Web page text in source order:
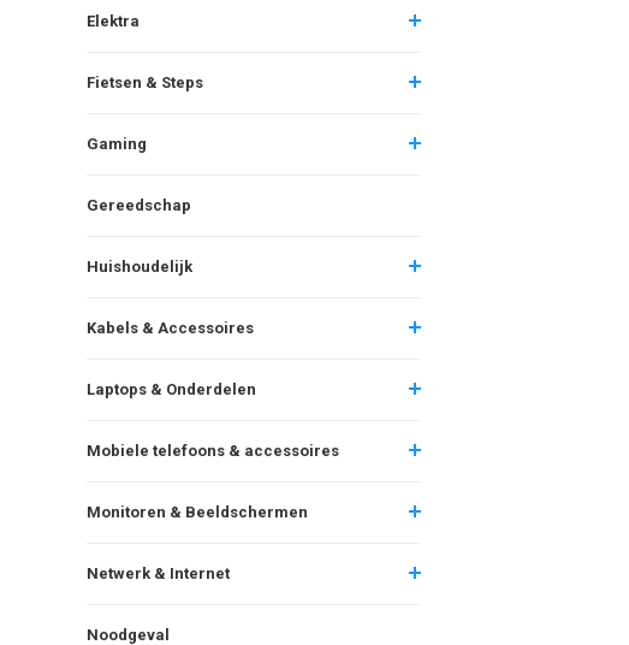
Elektra
Fietsen & Steps
Gaming
Gereedschap
Huishoudelijk
Kabels & Accessoires
Laptops & Onderdelen
Mobiele telefoons & accessoires
Monitoren & Beeldschermen
Netwerk & Internet
Noodgeval